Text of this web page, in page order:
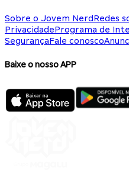
Sobre o Jovem NerdRedes
PrivacidadePrograma de
SegurançaFale conosco
Baixe o nosso APP